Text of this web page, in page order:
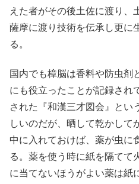
えた者がその後土佐に渡り、
薩摩に渡り技術を伝承し更に
る。
国内でも樟脳は香料や防虫剤
にも役立ったことが記録され
された『和漢三才図会』とい
しいのだが、晒して乾かして
中に入れておけば、薬が虫に
る。薬を使う時に紙を隔てて
に当てないほうがよい薬は紙